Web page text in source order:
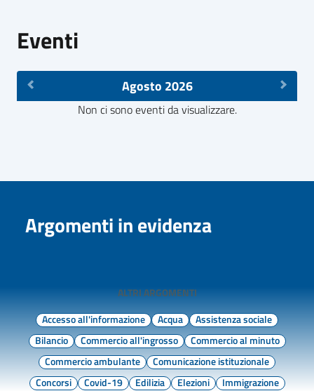
Eventi
Agosto 2026
Non ci sono eventi da visualizzare.
Argomenti in evidenza
ALTRI ARGOMENTI
Accesso all'informazione
Acqua
Assistenza sociale
Bilancio
Commercio all'ingrosso
Commercio al minuto
Commercio ambulante
Comunicazione istituzionale
Concorsi
Covid-19 Edilizia Elezioni
Immigrazione